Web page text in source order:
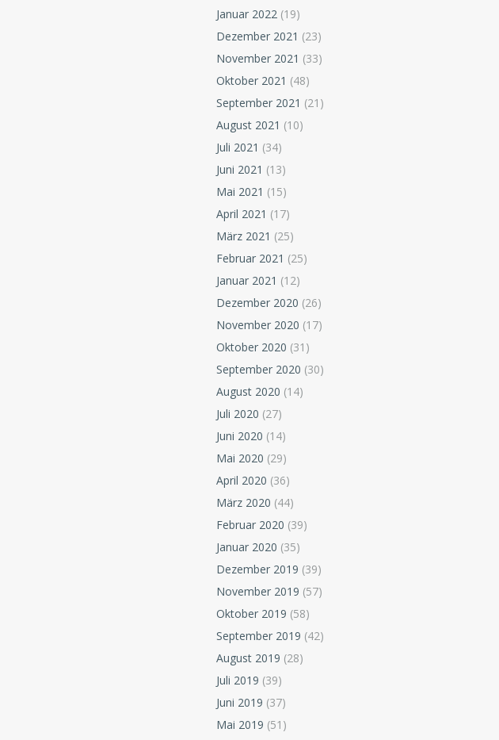
Januar 2022 (19)
Dezember 2021 (23)
November 2021 (33)
Oktober 2021 (48)
September 2021 (21)
August 2021 (10)
Juli 2021 (34)
Juni 2021 (13)
Mai 2021 (15)
April 2021 (17)
März 2021 (25)
Februar 2021 (25)
Januar 2021 (12)
Dezember 2020 (26)
November 2020 (17)
Oktober 2020 (31)
September 2020 (30)
August 2020 (14)
Juli 2020 (27)
Juni 2020 (14)
Mai 2020 (29)
April 2020 (36)
März 2020 (44)
Februar 2020 (39)
Januar 2020 (35)
Dezember 2019 (39)
November 2019 (57)
Oktober 2019 (58)
September 2019 (42)
August 2019 (28)
Juli 2019 (39)
Juni 2019 (37)
Mai 2019 (51)